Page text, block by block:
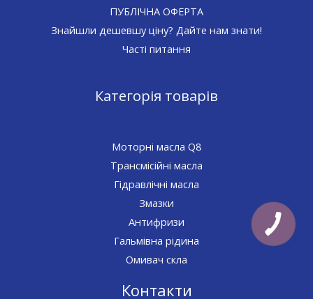
ПУБЛІЧНА ОФЕРТА
Знайшли дешевшу ціну? Дайте нам знати!
Часті питання
Категорія товарів
Моторні масла Q8
Трансмісійні масла
Гідравлічні масла
Змазки
Антифризи
Гальмівна рідина
Омивач скла
Контакти